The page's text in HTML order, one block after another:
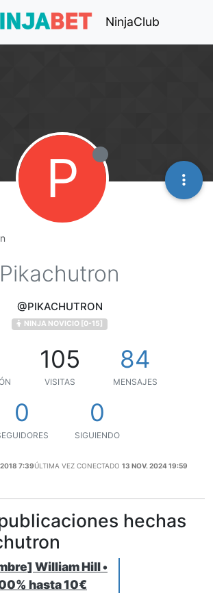
NinjaClub
P
Pikachutron
@PIKACHUTRON
NINJA NOVICIO [0-15]
105
VISITAS
84
MENSAJES
0 0
SIGUIENDO
7:39ÚLTIMA VEZ CONECTADO 13 NOV. 2024 19:59
hechas
William Hill •
hasta 10€